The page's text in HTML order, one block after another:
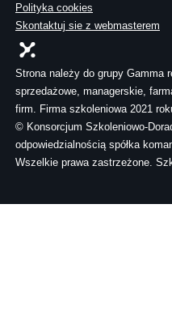
Polityka cookies
Skontaktuj sie z webmasterem
Strona należy do grupy Gamma
sprzedażowe, managerskie,
firm. Firma szkoleniowa 2021
© Konsorcjum Szkoleniowo-
odpowiedzialnością spółka
Wszelkie prawa zastrzeżone.